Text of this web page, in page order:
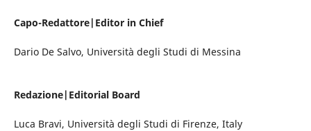
Capo-Redattore|Editor in Chief
Dario De Salvo, Università degli Studi di Messina
Redazione|Editorial Board
Luca Bravi, Università degli Studi di Firenze, Italy